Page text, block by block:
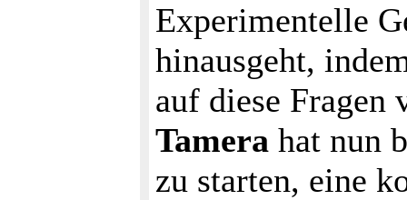
Experimentelle
hinausgeht,
auf diese Fragen
Tamera hat nun
zu starten, eine